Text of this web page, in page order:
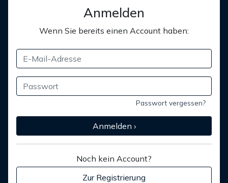
Anmelden
Wenn Sie bereits einen Account haben:
Passwort vergessen?
Anmelden ›
Noch kein Account?
Zur Registrierung